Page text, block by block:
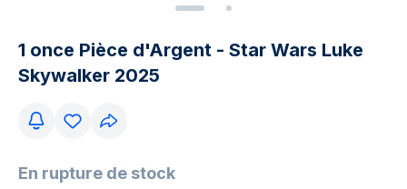
1 once Pièce d'Argent - Star Wars Luke
Skywalker 2025
En rupture de stock